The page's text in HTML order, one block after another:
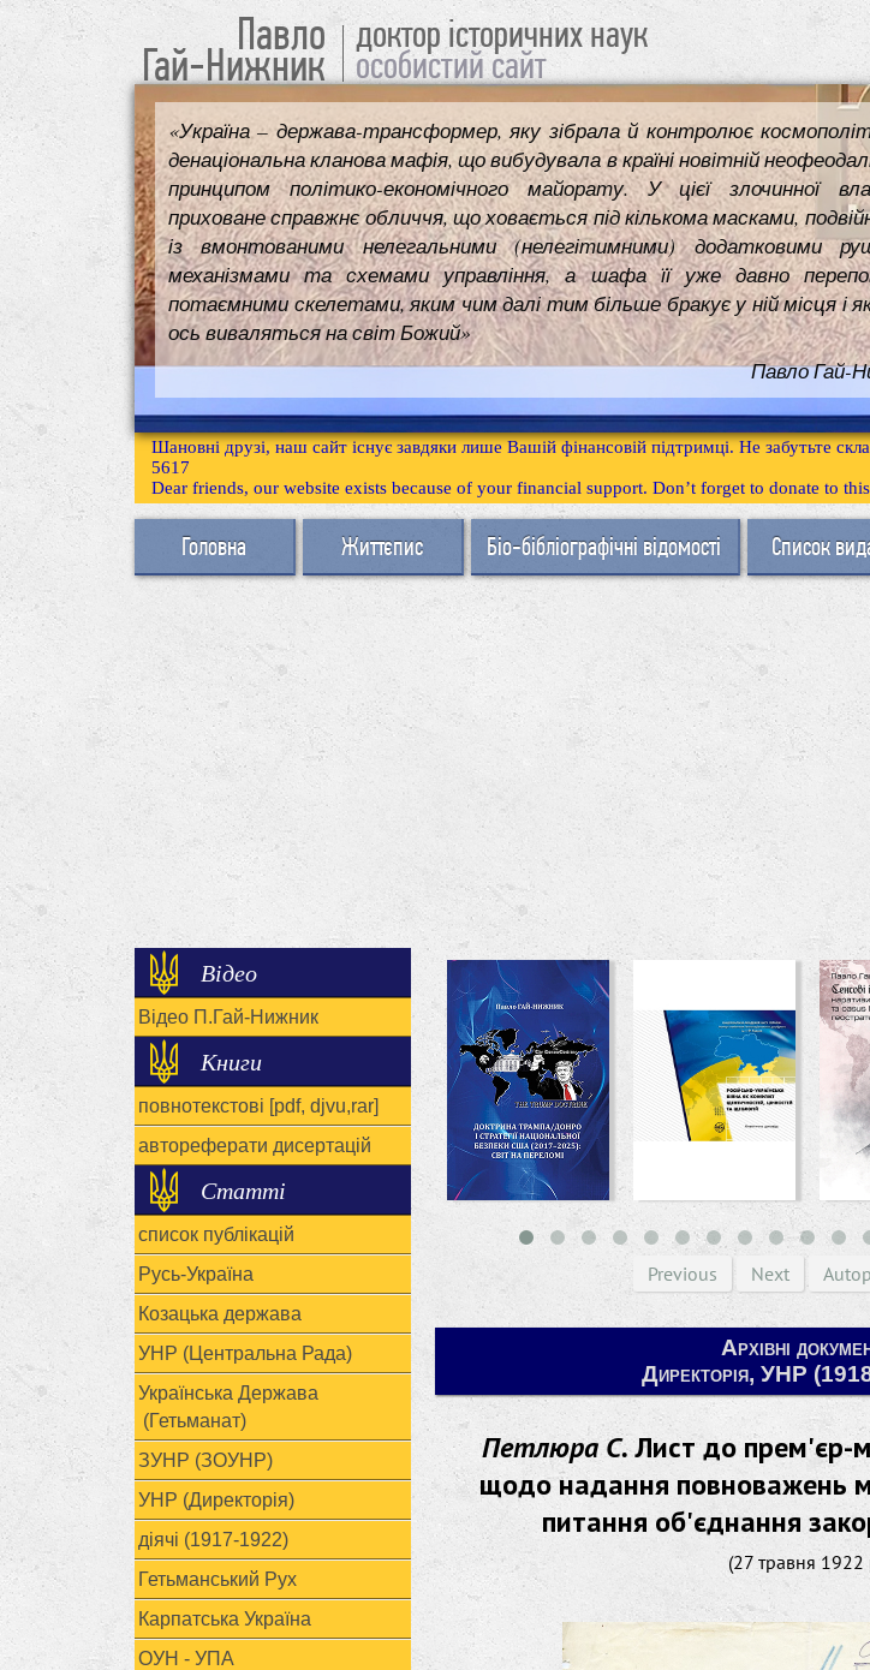
Павло
Гай-Нижник
доктор історичних наук
особистий сайт
«Україна – держава-трансформер, яку зібрала й контролює
денаціональна кланова мафія, що вибудувала в країні новітній
принципом політико-економічного майорату. У цієї злочинної
приховане справжнє обличчя, що ховається під кількома масками,
із вмонтованими нелегальними (нелегітимними) додатковими
механізмами та схемами управління, а шафа її уже давно
потаємними скелетами, яким чим далі тим більше бракує у ній місця і
ось виваляться на світ Божий»
Павло Гай-
Шановні друзі, наш сайт існує завдяки лише Вашій фінансовій підтримці. Не забутьте
5617
Dear friends, our website exists because of your financial support. Don’t forget to donate to
Головна Життєпис Біо-бібліографічні відомості Список
Відео
Відео П.Гай-Нижник
Книги
повнотекстові [pdf, djvu,rar]
автореферати дисертацій
Статті
список публікацій
Русь-Україна
Козацька держава
УНР (Центральна Рада)
Українська Держава
(Гетьманат)
ЗУНР (ЗОУНР)
УНР (Директорія)
діячі (1917-1922)
Гетьманський Рух
Карпатська Україна
ОУН - УПА
Previous Next
Архівні
Директорія, УНР
Петлюра С.Лист до прем'єр-
щодо надання повноважень
питання об'єднання
(27 травня 1922